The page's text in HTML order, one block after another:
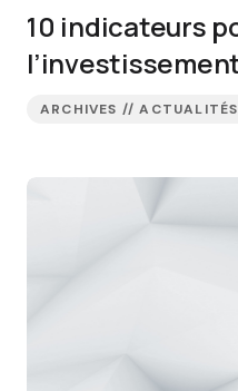
10 indicateurs
ARCHIVES // ACTUALITÉS